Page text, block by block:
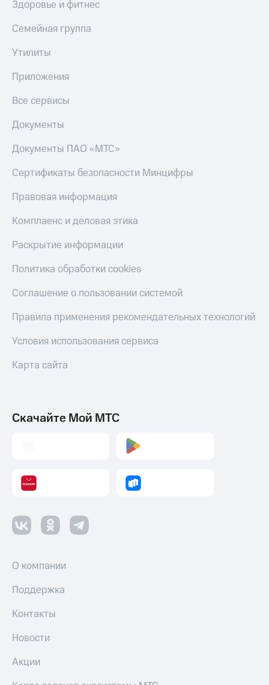
Здоровье и фитнес
Семейная группа
Утилиты
Приложения
Все сервисы
Документы
Документы ПАО «МТС»
Сертификаты безопасности Минцифры
Правовая информация
Комплаенс и деловая этика
Раскрытие информации
Политика обработки cookies
Соглашение о пользовании системой
Правила применения рекомендательных технологий
Условия использования сервиса
Карта сайта
Скачайте Мой МТС
О компании
Поддержка
Контакты
Новости
Акции